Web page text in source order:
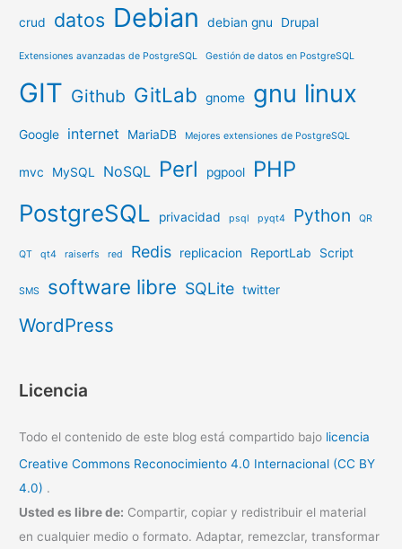
crud datos Debian debian gnu Drupal
Extensiones avanzadas de PostgreSQL Gestión de datos en PostgreSQL
GIT Github GitLab gnome gnu linux
Google internet MariaDB Mejores extensiones de PostgreSQL
mvc MySQL NoSQL Perl pgpool PHP
PostgreSQL privacidad psql pyqt4 Python QR
QT qt4 raiserfs red Redis replicacion ReportLab Script
SMS software libre SQLite twitter
WordPress
Licencia
Todo el contenido de este blog está compartido bajo licencia
Creative Commons Reconocimiento 4.0 Internacional (CC BY
4.0) .
Usted es libre de: Compartir, copiar y redistribuir el material
en cualquier medio o formato. Adaptar, remezclar, transformar